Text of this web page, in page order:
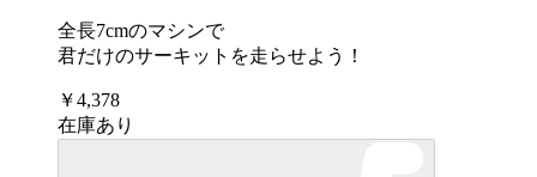
全長7cmのマシンで
君だけのサーキットを走らせよう！
￥4,378
在庫あり